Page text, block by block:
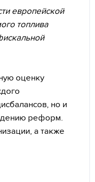
европейской
топлива
оценку
но и
реформ.
а также